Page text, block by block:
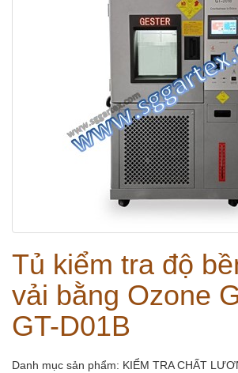
Tủ kiểm tra độ
vải bằng Ozone
GT-D01B
Danh mục sản phẩm: KIỂM TRA CHẤT